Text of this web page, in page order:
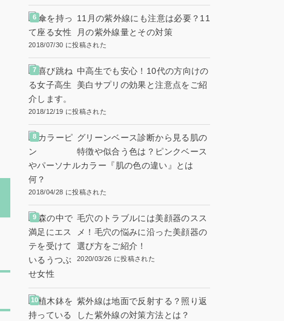
11月の紫外線にも注意は必要？11
月の紫外線量とその対策
2018/07/30 に投稿された
中高生でも安心！10代の方向けの
美白サプリの効果と注意点をご紹
介します。
2018/12/19 に投稿された
グリーンベース診断から見る肌の
特徴や似合う色は？ピンクベース
やパーソナルカラー『肌の色の違い』とは
何？
2018/04/28 に投稿された
毛穴のトラブルには美顔器のスス
メ！毛穴の悩みに沿った美顔器の
選び方をご紹介！
2020/03/26 に投稿された
紫外線は地面で反射する？照り返
した紫外線の対策方法とは？